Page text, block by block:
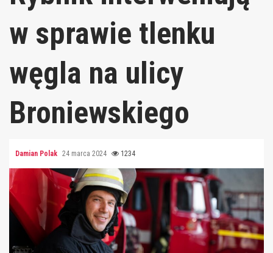
w sprawie tlenku
węgla na ulicy
Broniewskiego
Damian Polak 24 marca 2024 1234